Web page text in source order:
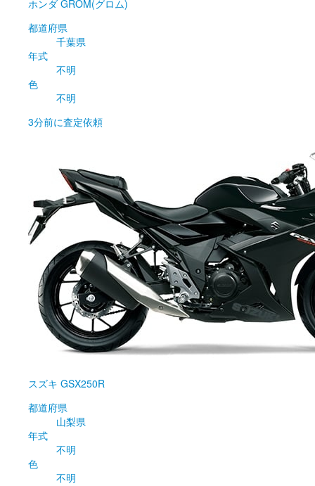
ホンダ GROM(グロム)
都道府県
千葉県
年式
不明
色
不明
3分前に査定依頼
スズキ GSX250R
都道府県
山梨県
年式
不明
色
不明